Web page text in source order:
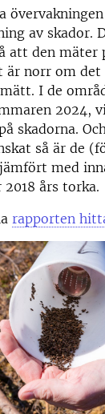
av skador.
att den mäter
är norr om
I de
2024,
skadorna.
så är de
med
års torka.
rapporten